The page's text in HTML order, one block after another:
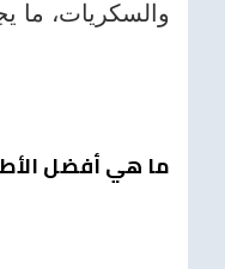
والسكريات، ما
ما هي أفضل